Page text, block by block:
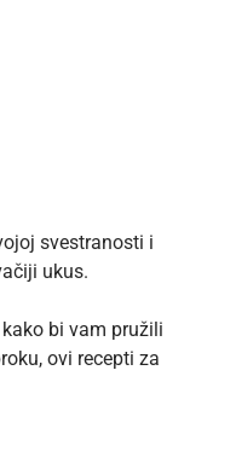
svestranosti i
ukus.
bi vam pružili
ovi recepti za